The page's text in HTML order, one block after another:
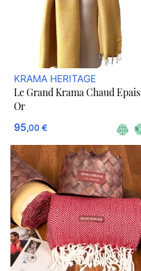
KRAMA HERITAGE
Le Grand Krama Chaud Epais
Or
95,00 €